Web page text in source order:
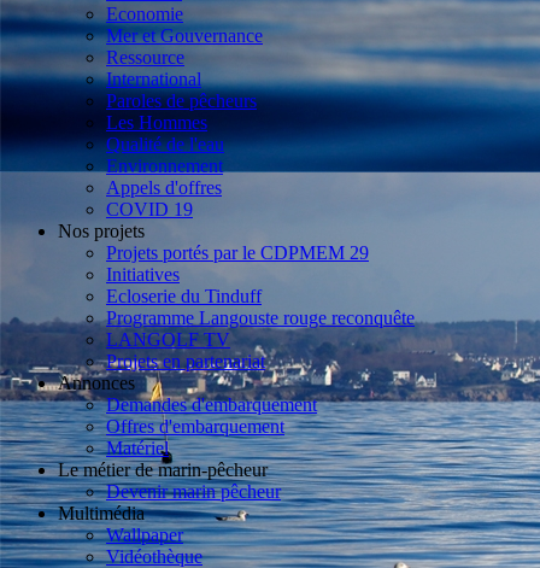
Economie
Mer et Gouvernance
Ressource
International
Paroles de pêcheurs
Les Hommes
Qualité de l'eau
Environnement
Appels d'offres
COVID 19
Nos projets
Projets portés par le CDPMEM 29
Initiatives
Ecloserie du Tinduff
Programme Langouste rouge reconquête
LANGOLF TV
Projets en partenariat
Annonces
Demandes d'embarquement
Offres d'embarquement
Matériel
Le métier de marin-pêcheur
Devenir marin pêcheur
Multimédia
Wallpaper
Vidéothèque